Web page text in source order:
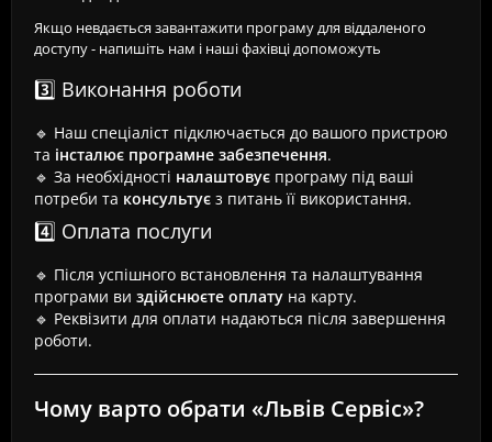
Якщо невдається завантажити програму для віддаленого
доступу - напишіть нам і наші фахівці допоможуть
3️⃣ Виконання роботи
🔹 Наш спеціаліст підключається до вашого пристрою
та інсталює програмне забезпечення.
🔹 За необхідності налаштовує програму під ваші
потреби та консультує з питань її використання.
4️⃣ Оплата послуги
🔹 Після успішного встановлення та налаштування
програми ви здійснюєте оплату на карту.
🔹 Реквізити для оплати надаються після завершення
роботи.
Чому варто обрати «Львів Сервіс»?